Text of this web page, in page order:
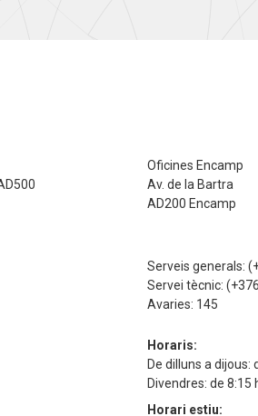
Oficines Encamp
Av. de la Bartra
AD200 Encamp
Serveis generals:
Servei tècnic:
Avaries: 145
Horaris:
De dilluns a dijous:
Divendres: de 8:15
Horari estiu: